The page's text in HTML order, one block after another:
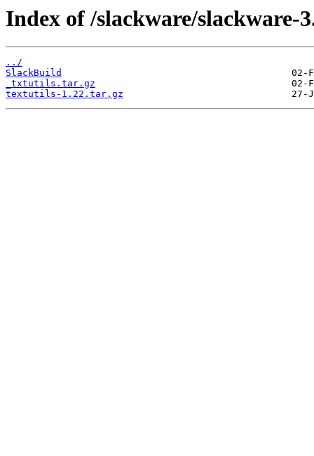
Index of /slackware/slackware-
../
SlackBuild
_txtutils.tar.gz
textutils-1.22.tar.gz